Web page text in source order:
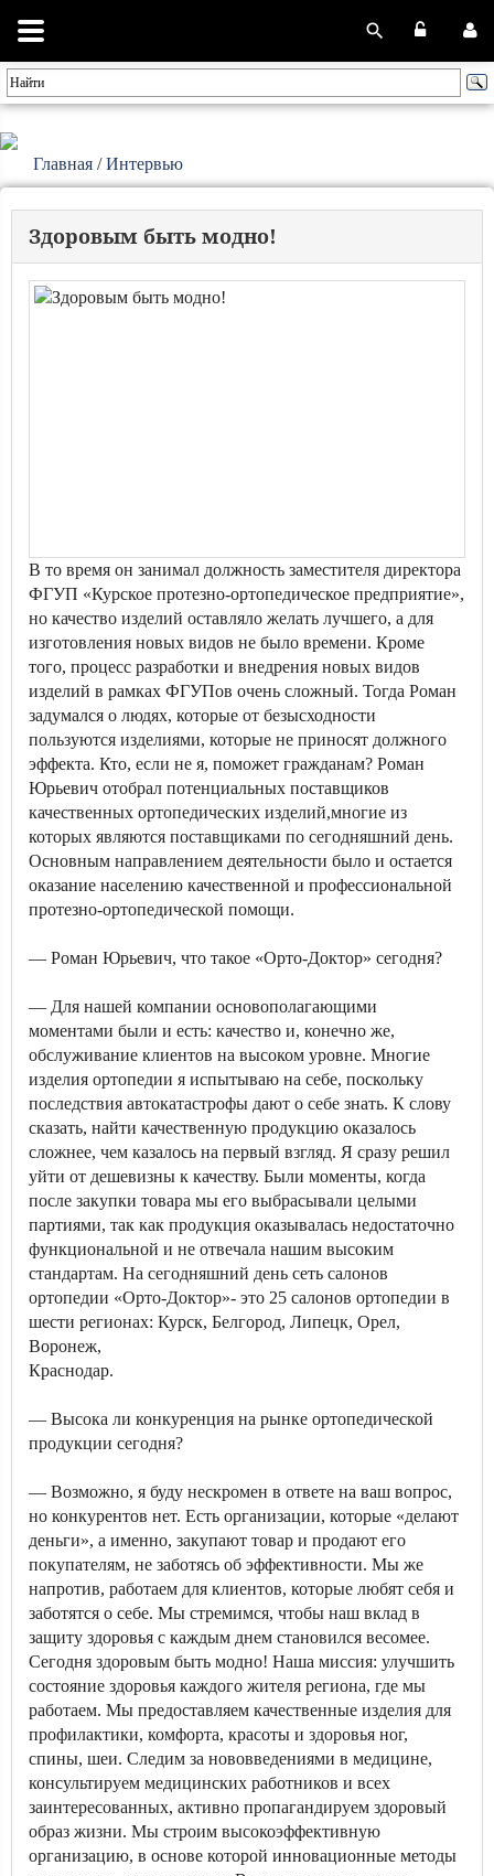
Главная /Интервью
Здоровым быть модно!
В то время он занимал должность заместителя директора
ФГУП «Курское протезно-ортопедическое предприятие»,
но качество изделий оставляло желать лучшего, а для
изготовления новых видов не было времени. Кроме
того, процесс разработки и внедрения новых видов
изделий в рамках ФГУПов очень сложный. Тогда Роман
задумался о людях, которые от безысходности
пользуются изделиями, которые не приносят должного
эффекта. Кто, если не я, поможет гражданам? Роман
Юрьевич отобрал потенциальных поставщиков
качественных ортопедических изделий,многие из
которых являются поставщиками по сегодняшний день.
Основным направлением деятельности было и остается
оказание населению качественной и профессиональной
протезно-ортопедической помощи.
— Роман Юрьевич, что такое «Орто-Доктор» сегодня?
— Для нашей компании основополагающими
моментами были и есть: качество и, конечно же,
обслуживание клиентов на высоком уровне. Многие
изделия ортопедии я испытываю на себе, поскольку
последствия автокатастрофы дают о себе знать. К слову
сказать, найти качественную продукцию оказалось
сложнее, чем казалось на первый взгляд. Я сразу решил
уйти от дешевизны к качеству. Были моменты, когда
после закупки товара мы его выбрасывали целыми
партиями, так как продукция оказывалась недостаточно
функциональной и не отвечала нашим высоким
стандартам. На сегодняшний день сеть салонов
ортопедии «Орто-Доктор»- это 25 салонов ортопедии в
шести регионах: Курск, Белгород, Липецк, Орел,
Воронеж,
Краснодар.
— Высока ли конкуренция на рынке ортопедической
продукции сегодня?
— Возможно, я буду нескромен в ответе на ваш вопрос,
но конкурентов нет. Есть организации, которые «делают
деньги», а именно, закупают товар и продают его
покупателям, не заботясь об эффективности. Мы же
напротив, работаем для клиентов, которые любят себя и
заботятся о себе. Мы стремимся, чтобы наш вклад в
защиту здоровья с каждым днем становился весомее.
Сегодня здоровым быть модно! Наша миссия: улучшить
состояние здоровья каждого жителя региона, где мы
работаем. Мы предоставляем качественные изделия для
профилактики, комфорта, красоты и здоровья ног,
спины, шеи. Следим за нововведениями в медицине,
консультируем медицинских работников и всех
заинтересованных, активно пропагандируем здоровый
образ жизни. Мы строим высокоэффективную
организацию, в основе которой инновационные методы